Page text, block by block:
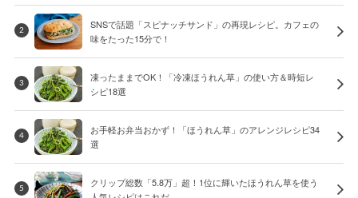
2
SNSで話題「スピナッチサンド」の再現レシピ。カフェの
味をたった15分で！
3
凍ったままでOK！「冷凍ほうれん草」の使い方＆時短レ
シピ18選
4
お手軽お弁当おかず！「ほうれん草」のアレンジレシピ34
選
5
クリップ総数「5.8万」超！1位に輝いたほうれん草を使う